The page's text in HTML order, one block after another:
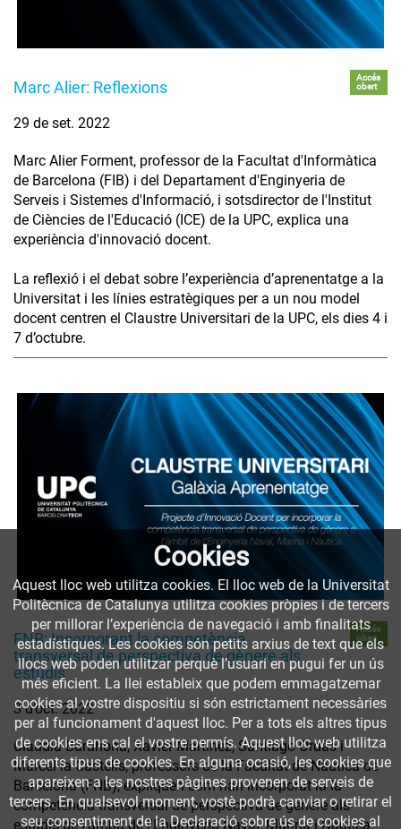
Marc Alier: Reflexions
Accés
obert
29 de set. 2022
Marc Alier Forment, professor de la Facultat d'Informàtica
de Barcelona (FIB) i del Departament d'Enginyeria de
Serveis i Sistemes d'Informació, i sotsdirector de l'Institut
de Ciències de l'Educació (ICE) de la UPC, explica una
experiència d'innovació docent.
La reflexió i el debat sobre l’experiència d’aprenentatge a la
Universitat i les línies estratègiques per a un nou model
docent centren el Claustre Universitari de la UPC, els dies 4 i
7 d’octubre.
FNB: Incorporant la competència
transversal de perspectiva de gènere als
estudis
Accés
obert
3 d’oct. 2022
Clàudia Barahona, Xavier Martínez, Santiago Ordàs i
Marcel·la Castells, professors de la Facultat de Nàutica de
Barcelona (FNB), expliquen com han incorporat la la
competència transversal de perspectiva de gènere als
estudis de l'àmbit de l'Enginyeria Naval, Marina i Nàutica.
Cookies
Aquest lloc web utilitza cookies. El lloc web de la Universitat
Politècnica de Catalunya utilitza cookies pròpies i de tercers
per millorar l’experiència de navegació i amb finalitats
estadístiques. Les cookies són petits arxius de text que els
llocs web poden utilitzar perquè l’usuari en pugui fer un ús
més eficient. La llei estableix que podem emmagatzemar
cookies al vostre dispositiu si són estrictament necessàries
per al funcionament d'aquest lloc. Per a tots els altres tipus
de cookies ens cal el vostre permís. Aquest lloc web utilitza
diferents tipus de cookies. En alguna ocasió, les cookies que
apareixen a les nostres pàgines provenen de serveis de
tercers. En qualsevol moment, vostè podrà canviar o retirar el
seu consentiment de la Declaració sobre ús de cookies al